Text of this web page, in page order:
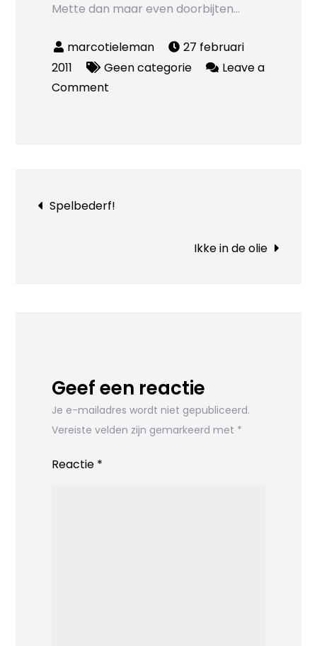
Mette dan maar even doorbijten…
27 februari
2011
Geen categorie
Leave a
Comment
te
Bericht
Spelbederf!
Ikke in de olie
Geef een reactie
Je e-mailadres wordt niet gepubliceerd.
Vereiste velden zijn gemarkeerd met *
Reactie *